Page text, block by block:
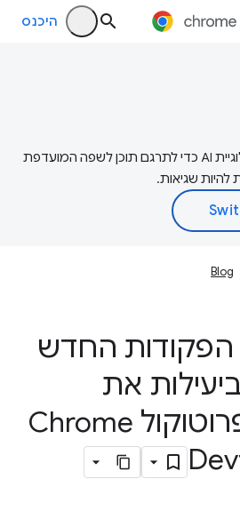
היכנס
‫Google משתמשת בטכנולוגיית AI כדי לתרגם תוכן לשפה המועדפת
להיות שגיאות.
Blog
הפקודות החדש
את
הפקודות בפרוטוקול Chrome